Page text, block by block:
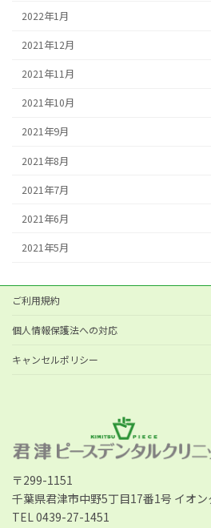
2022年1月
2021年12月
2021年11月
2021年10月
2021年9月
2021年8月
2021年7月
2021年6月
2021年5月
ご利用規約
個人情報保護法への対応
キャンセルポリシー
〒299-1151
千葉県君津市中野5丁目17番1号 イオ
TEL 0439-27-1451